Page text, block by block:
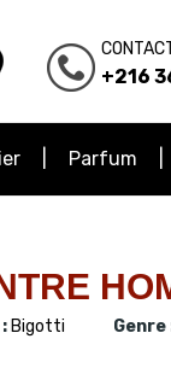
+216
Parfum
Bigotti Genre